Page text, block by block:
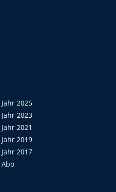
Jahr 2025
Jahr 2023
Jahr 2021
Jahr 2019
Jahr 2017
Abo